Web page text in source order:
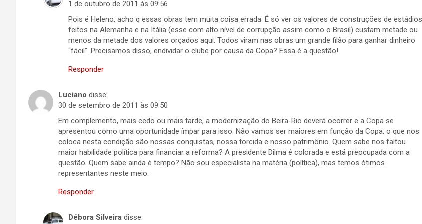
1 de outubro de 2011 às 09:56
Pois é Heleno, acho q essas obras tem muita coisa errada. É só ver os valores de construções de estádios
feitos na Alemanha e na Itália (esse com alto nível de corrupção assim como o Brasil) custam metade ou
menos da metade dos valores orçados aqui. Todos viram nas obras um grande filão para ganhar dinheiro
“fácil”. Precisamos disso, endividar o clube por causa da Copa? Essa é a questão!
Responder
Luciano disse:
30 de setembro de 2011 às 09:50
Em complemento, mais cedo ou mais tarde, a modernização do Beira-Rio deverá ocorrer e a Copa se
apresentou como uma oportunidade ímpar para isso. Não vamos ser maiores em função da Copa, o que nos
coloca nesta condição são nossas conquistas, nossa torcida e nosso patrimônio. Quem sabe nos faltou
maior habilidade política para financiar a reforma? A presidente Dilma é colorada e está preocupada com a
questão. Quem sabe ainda é tempo? Não sou especialista na matéria (política), mas temos ótimos
representantes neste meio.
Responder
Débora Silveira disse: